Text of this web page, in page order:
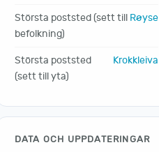
Största poststed (sett till
befolkning)
Røyse
Största poststed
(sett till yta)
Krokkleiva
DATA OCH UPPDATERINGAR